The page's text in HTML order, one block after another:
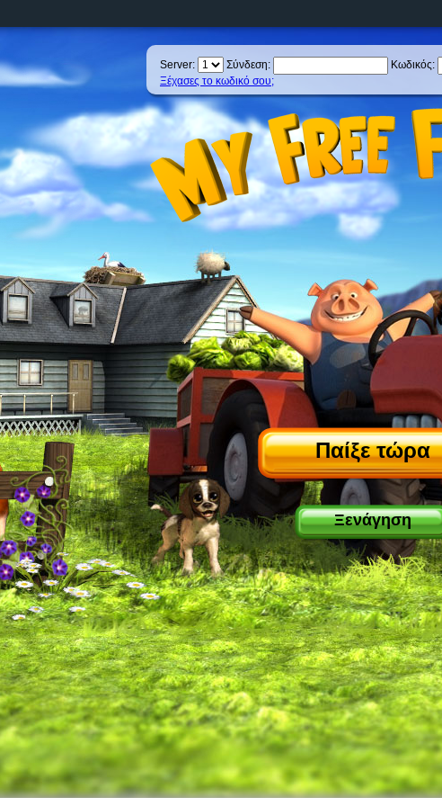
Server: Σύνδεση:
Κωδικός:
Ξέχασες το κωδικό σου;
Παίξε τώρα
Ξενάγηση